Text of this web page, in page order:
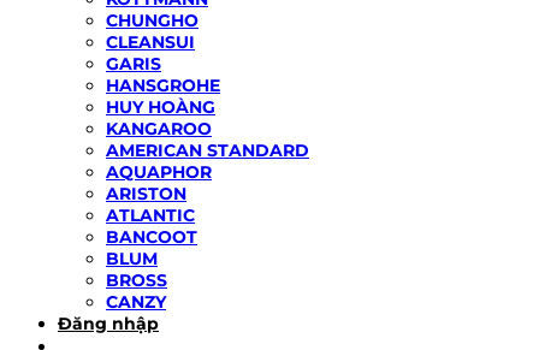
CHUNGHO
CLEANSUI
GARIS
HANSGROHE
HUY HOÀNG
KANGAROO
AMERICAN STANDARD
AQUAPHOR
ARISTON
ATLANTIC
BANCOOT
BLUM
BROSS
CANZY
Đăng nhập